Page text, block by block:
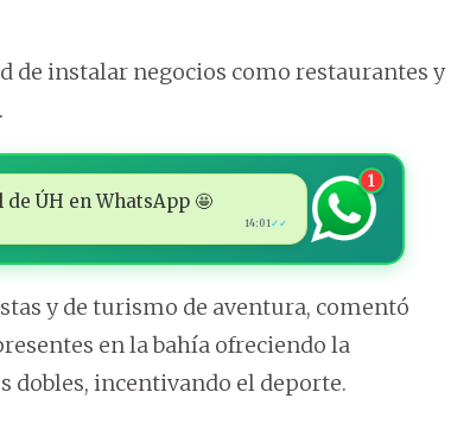
de instalar negocios como restaurantes y
ÚH en WhatsApp 🤩
14:01✓✓
1
y de turismo de aventura, comentó
en la bahía ofreciendo la
dobles, incentivando el deporte.